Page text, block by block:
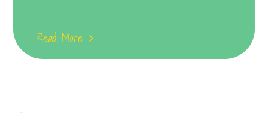
Read More